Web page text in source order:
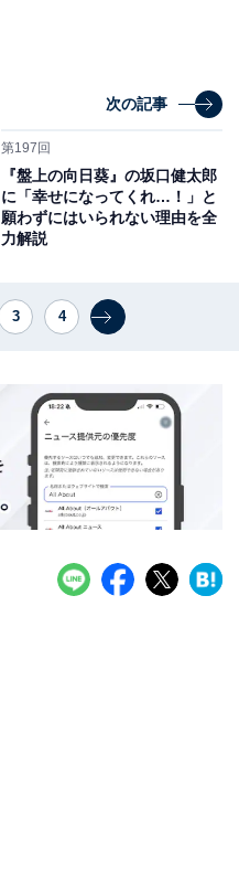
次の記事
第197回
『盤上の向日葵』の坂口健太郎
に「幸せになってくれ…！」と
願わずにはいられない理由を全
力解説
3 4